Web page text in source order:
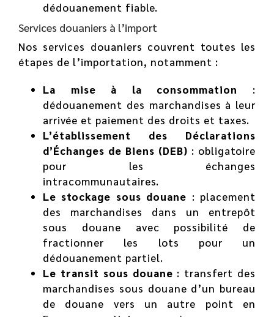
dédouanement fiable.
Services douaniers à l’import
Nos services douaniers couvrent toutes les
étapes de l’importation, notamment :
La mise à la consommation
:
dédouanement des marchandises à leur
arrivée et paiement des droits et taxes.
L’établissement des Déclarations
d’Échanges de Biens (DEB) : obligatoire
pour les échanges
intracommunautaires.
Le stockage sous douane : placement
des marchandises dans un entrepôt
sous douane avec possibilité de
fractionner les lots pour un
dédouanement partiel.
Le transit sous douane : transfert des
marchandises sous douane d’un bureau
de douane vers un autre point en